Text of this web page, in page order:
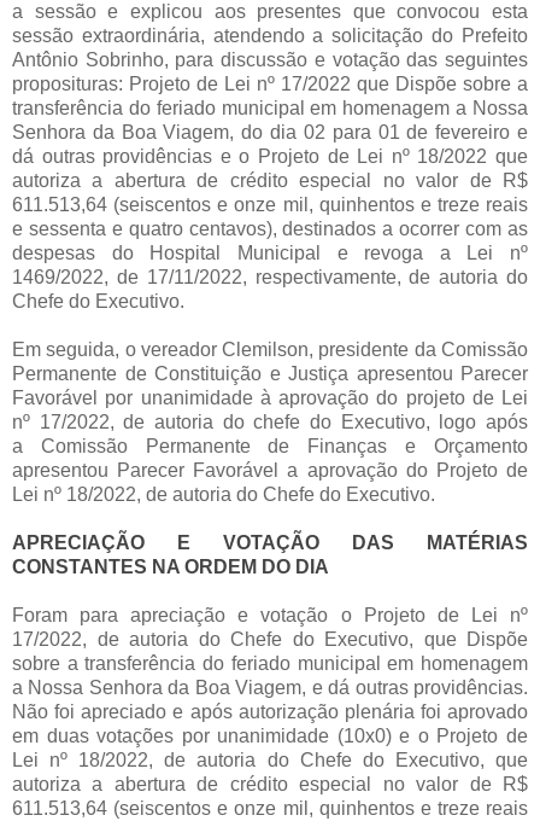
a sessão e explicou aos presentes que convocou esta
sessão extraordinária, atendendo a solicitação do Prefeito
Antônio Sobrinho, para discussão e votação das seguintes
proposituras: Projeto de Lei nº 17/2022 que Dispõe sobre a
transferência do feriado municipal em homenagem a Nossa
Senhora da Boa Viagem, do dia 02 para 01 de fevereiro e
dá outras providências e o Projeto de Lei nº 18/2022que
autoriza a abertura de crédito especial no valor de R$
611.513,64 (seiscentos e onze mil, quinhentos e treze reais
e sessenta e quatro centavos), destinados a ocorrer com as
despesas do Hospital Municipal e revoga a Lei nº
1469/2022, de 17/11/2022, respectivamente, de autoria do
Chefe do Executivo.
Em seguida, o vereador Clemilson, presidente da Comissão
Permanente de Constituição e Justiça apresentou Parecer
Favorável por unanimidade à aprovação do projeto de Lei
nº 17/2022, de autoria do chefe do Executivo, logo após
a Comissão Permanente de Finanças e Orçamento
apresentou Parecer Favorável a aprovação do Projeto de
Lei nº 18/2022, de autoria do Chefe do Executivo.
APRECIAÇÃO E VOTAÇÃO DAS MATÉRIAS
CONSTANTES NA ORDEM DO DIA
Foram para apreciação e votação o Projeto de Lei nº
17/2022, de autoria do Chefe do Executivo, que Dispõe
sobre a transferência do feriado municipal em homenagem
a Nossa Senhora da Boa Viagem, e dá outras providências.
Não foi apreciado e após autorização plenária foi aprovado
em duas votações por unanimidade (10x0) e o Projeto de
Lei nº 18/2022, de autoria do Chefe do Executivo, que
autoriza a abertura de crédito especial no valor de R$
611.513,64 (seiscentos e onze mil, quinhentos e treze reais